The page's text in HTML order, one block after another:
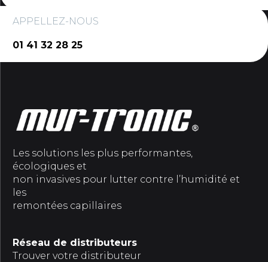
APPELLEZ-NOUS
01 41 32 28 25
Les solutions les plus performantes,
écologiques et
non invasives pour lutter contre l’humidité et
les
remontées capillaires
Réseau de distributeurs
Trouver votre distributeur